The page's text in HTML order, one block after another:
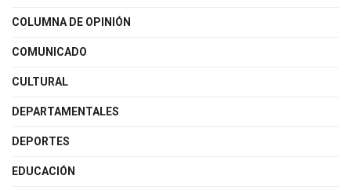
COLUMNA DE OPINIÓN
COMUNICADO
CULTURAL
DEPARTAMENTALES
DEPORTES
EDUCACIÓN